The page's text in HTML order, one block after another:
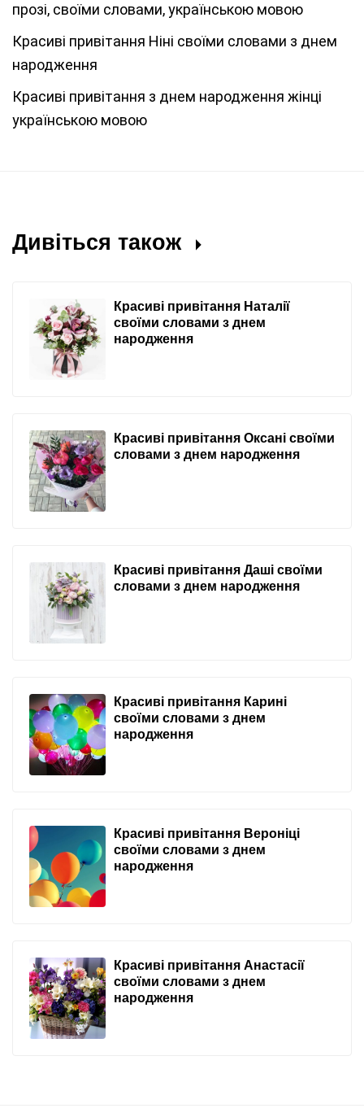
прозі, своїми словами, українською мовою
Красиві привітання Ніні своїми словами з днем
народження
Красиві привітання з днем народження жінці
українською мовою
Дивіться також
Красиві привітання Наталії
своїми словами з днем
народження
Красиві привітання Оксані своїми
словами з днем народження
Красиві привітання Даші своїми
словами з днем народження
Красиві привітання Карині
своїми словами з днем
народження
Красиві привітання Вероніці
своїми словами з днем
народження
Красиві привітання Анастасії
своїми словами з днем
народження